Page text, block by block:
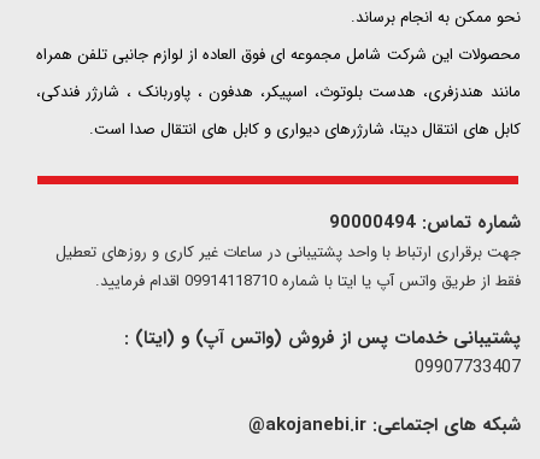
نحو ممکن به انجام برساند.
محصولات این شرکت شامل مجموعه ای فوق العاده از لوازم جانبی تلفن همراه
مانند هندزفری، هدست بلوتوث، اسپیکر، هدفون ، پاوربانک ، شارژر فندکی،
کابل های انتقال دیتا، شارژرهای دیواری و کابل های انتقال صدا است.
شماره تماس: 90000494
​​جهت برقراری ارتباط با واحد پشتیبانی در ساعات غیر کاری و روزهای تعطیل
فقط از طریق واتس آپ یا ایتا با شماره 09914118710 اقدام فرمایید.
پشتیبانی خدمات پس از فروش (واتس آپ) و (ایتا) :
09907733407
شبکه های اجتماعی: akojanebi.ir@